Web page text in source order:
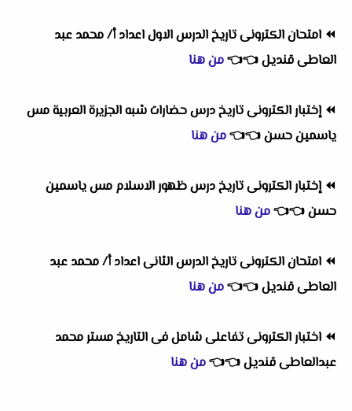
⏪ امتحان الكترونى تاريخ الدرس الاول اعداد أ/ محمد عبد
العاطى قنديل👈
👈من هنا
⏪إختبار الكترونى تاريخ درس حضارات شبه الجزيرة العربية مس
ياسمين حسن👈
👈من هنا
⏪إختبار الكترونى تاريخ درس ظهور الاسلام مس ياسمين
حسن👈
👈من هنا
⏪ امتحان الكترونى تاريخ الدرس الثانى اعداد أ/ محمد عبد
العاطى قنديل👈
👈من هنا
⏪ اختبار الكترونى تفاعلى شامل فى التاريخ مستر محمد
عبدالعاطى قنديل👈
👈من هنا